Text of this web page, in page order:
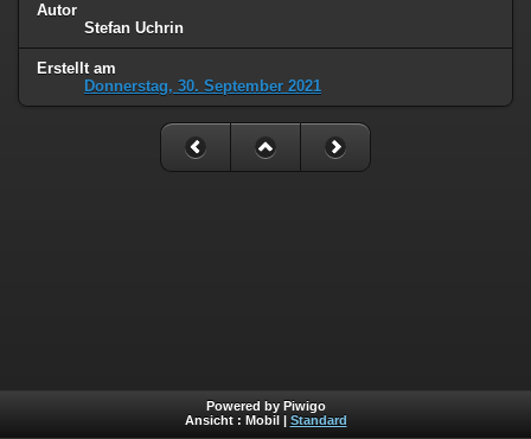
Autor
Stefan Uchrin
Erstellt am
Donnerstag, 30. September 2021
Powered by Piwigo
Ansicht : Mobil Standard